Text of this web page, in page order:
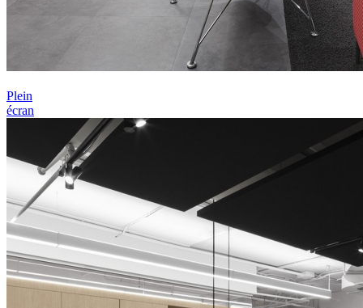
Plein
écran